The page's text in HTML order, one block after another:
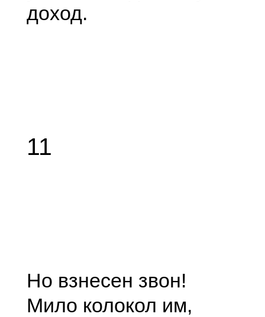
доход.
11
Но взнесен звон!
Мило колокол им,